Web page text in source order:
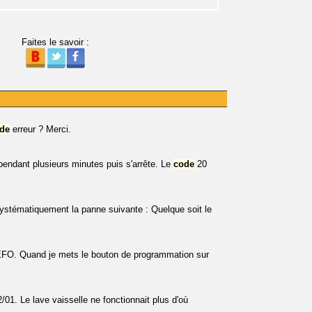
Faites le savoir :
erreur ? Merci.
plusieurs minutes puis s'arrête. Le code 20
la panne suivante : Quelque soit le
Quand je mets le bouton de programmation sur
Le lave vaisselle ne fonctionnait plus d'où